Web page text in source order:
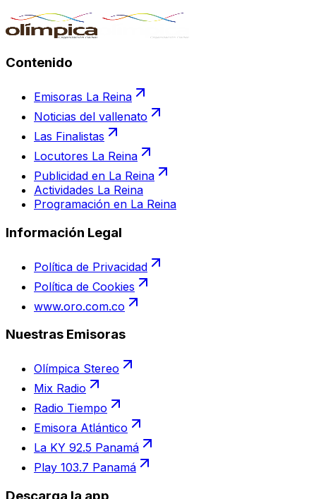
Contenido
Emisoras La Reina
Noticias del vallenato
Las Finalistas
Locutores La Reina
Publicidad en La Reina
Actividades La Reina
Programación en La Reina
Información Legal
Política de Privacidad
Política de Cookies
www.oro.com.co
Nuestras Emisoras
Olímpica Stereo
Mix Radio
Radio Tiempo
Emisora Atlántico
La KY 92.5 Panamá
Play 103.7 Panamá
Descarga la app